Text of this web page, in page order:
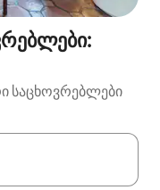
საცხოვრებლები
ნავიგაციისთვის